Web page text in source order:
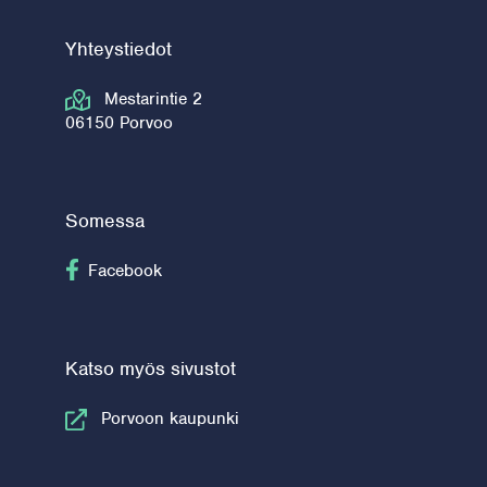
Yhteystiedot
Mestarintie 2
06150 Porvoo
Somessa
Seuraa Facebook
Facebook
Katso myös sivustot
Porvoon kaupunki